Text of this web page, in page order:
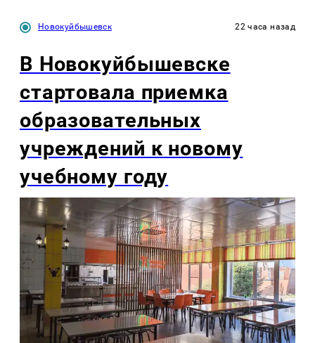
Новокуйбышевск 22 часа назад
В Новокуйбышевске
стартовала приемка
образовательных
учреждений к новому
учебному году